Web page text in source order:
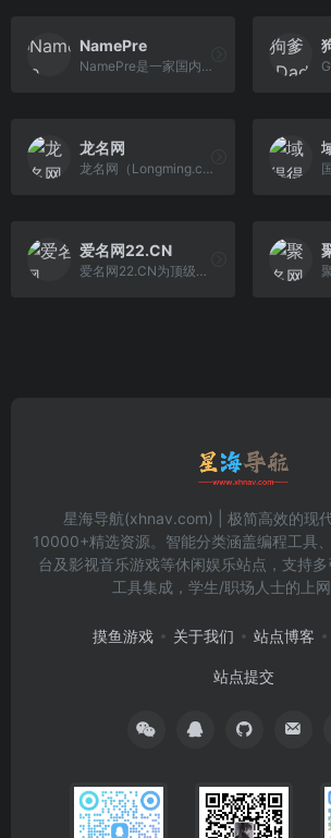
NamePre
NamePre是一家国内领先的全网域名释放拍卖平台，平台专注于为国内外客户提供集域名托管、域名释放、域名拍卖、域名结算、域名竞价等为一体的服务体验。NamePre致 力于为中小米农服务，让天下没有难卖的域名。
龙名网
龙名网（Longming.com）,专业的数字化服务平台!平台涵盖域名批量注册、域名过期抢注、域名查询、域名预定、域名竞拍、域名交易、商标申请、商标查询、商标买卖、 数字认证、数字服务等。龙名致力于为用户提供卓越的数字化服务!
爱名网22.CN
爱名网22.CN为顶级域名、商标、SSL证书、云计算的注册与中介交易服务提供商，提供域名注册、商标查询、https申请；商标域名中介交易与拍卖、云主机与SSL服务器证 书申请的企业互联网+云计算服务门户。
星海导航(xhnav.com) | 极简高效的现
10000+精选资源。智能分类涵盖编程工具
台及影视音乐游戏等休闲娱乐站点，支持
工具集成，学生/职场人士的上网
摸鱼游戏 关于我们 站点博客
站点提交